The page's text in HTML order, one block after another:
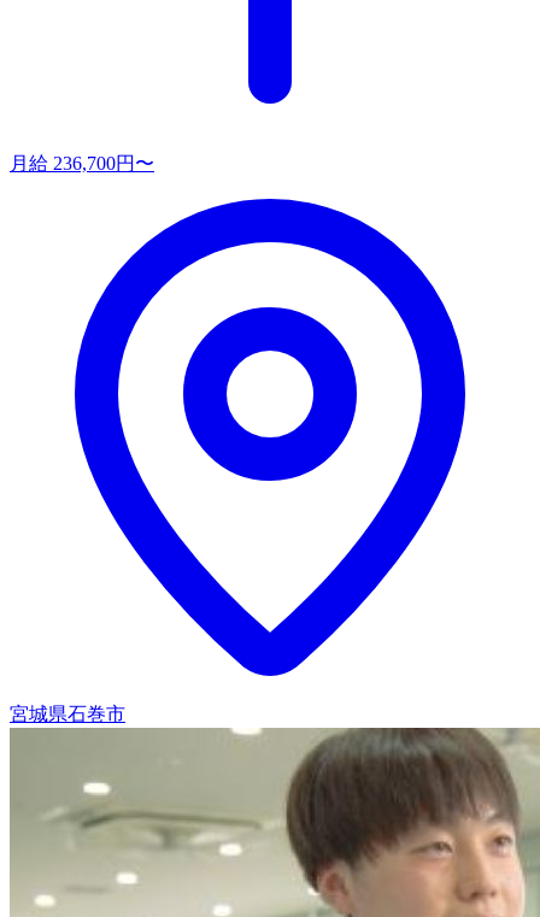
月給 236,700円〜
宮城県石巻市